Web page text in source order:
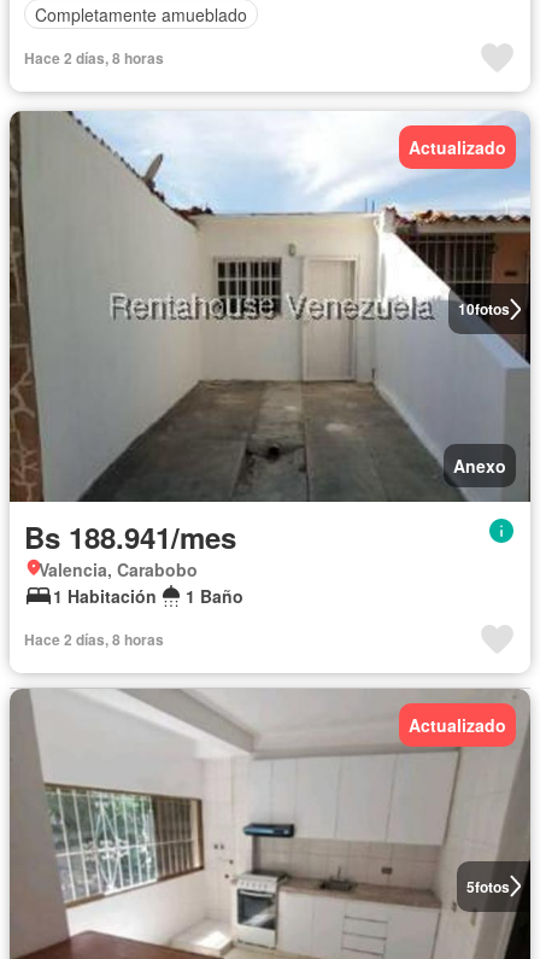
Completamente amueblado
Hace 2 días, 8 horas
10fotos
Actualizado
Anexo
Bs 188.941/mes
Valencia, Carabobo
1 Habitación
1 Baño
Hace 2 días, 8 horas
5fotos
Actualizado